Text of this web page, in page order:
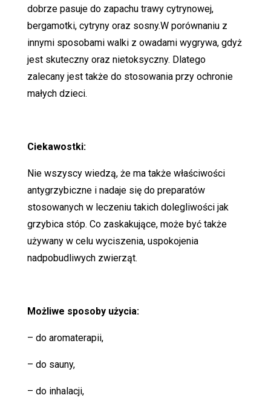
dobrze pasuje do zapachu trawy cytrynowej,
bergamotki, cytryny oraz sosny.W porównaniu z
innymi sposobami walki z owadami wygrywa, gdyż
jest skuteczny oraz nietoksyczny. Dlatego
zalecany jest także do stosowania przy ochronie
małych dzieci.
Ciekawostki:
Nie wszyscy wiedzą, że ma także właściwości
antygrzybiczne i nadaje się do preparatów
stosowanych w leczeniu takich dolegliwości jak
grzybica stóp. Co zaskakujące, może być także
używany w celu wyciszenia, uspokojenia
nadpobudliwych zwierząt.
Możliwe sposoby użycia:
– do aromaterapii,
– do sauny,
– do inhalacji,